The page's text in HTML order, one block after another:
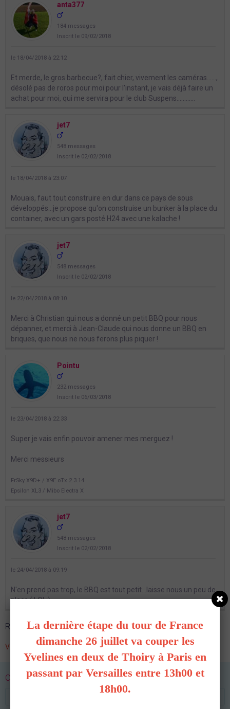
anta377
184 messages
Inscrit le 09/02/2018
le 18/04/2018 à 22:12
Et merde, le gros barbecue?, fait chier, vivement les caméras......,
désolé pas de roros pour moi pour l'instant, je vais déjà faire un
achat pour moi, qui me servira pour le club Suspens............
jet7
548 messages
Inscrit le 02/02/2018
le 18/04/2018 à 23:07
Mouais, faut tout construire en dur dans ce pays de sous
développés...je propose qu'on construise un bunker à la place du
container, avec un gars posté H24 avec une kalache !
jet7
548 messages
Inscrit le 02/02/2018
le 22/04/2018 à 08:10
Merci à Christian qui nous a donné un petit BBQ pour nous
dépanner, et merci à Jean-Claude qui nous donne un BBQ en
briques, que nous ne nous ferons plus piquer !
Pointu
232 messages
Inscrit le 06/03/2018
le 23/04/2018 à 22:33
Super je vais enfin pouvoir amener mes merguez !
Merci messieurs
FrSky X9D+ / X9E oTx 2.3.14
Epsilon XL3 / Mibo Electra X
jet7
548 messages
Inscrit le 02/02/2018
le 24/04/2018 à 09:19
N'en prend pas trop, le BBQ est tout petit...laisse nous un peu de
place ( LOL )
Répondre à ce message
Vous n'êtes pas autorisé à poster un message sur le forum.
CONNEXION
La dernière étape du tour de France
dimanche 26 juillet va couper les
Yvelines en deux de Thoiry à Paris en
passant par Versailles entre 13h00 et
18h00.